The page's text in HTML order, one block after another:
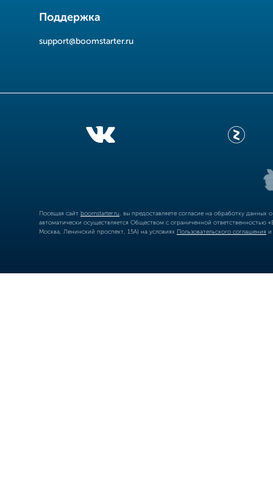
Поддержка
support@boomstarter.ru
Посещая сайт boomstarter.ru , вы предоставляете согласие на обработку
автоматически осуществляется Обществом с ограниченной
Москва, Ленинский проспект, 15А) на условиях Пользовательского соглашения и